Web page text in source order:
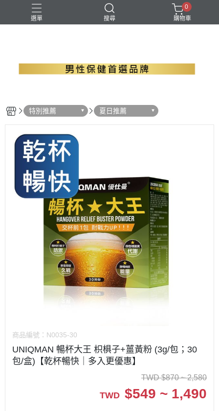
選單 搜尋
B群+馬卡 EPA魚油 瑪卡 精胺酸 螯合鋅
0
購物車
特別推薦 夏日推薦
商品編號： N0035-30
UNIQMAN 暢杯大王 枳椇子+薑黃粉 (3g/包；30
包/盒)【乾杯暢快｜多入更優惠】
TWD $870 ~ 2,580
TWD $549 ~ 1,490